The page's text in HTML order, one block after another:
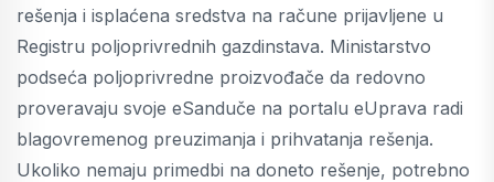
rešenja i isplaćena sredstva na račune prijavljene u
Registru poljoprivrednih gazdinstava. Ministarstvo
podseća poljoprivredne proizvođače da redovno
proveravaju svoje eSanduče na portalu eUprava radi
blagovremenog preuzimanja i prihvatanja rešenja.
Ukoliko nemaju primedbi na doneto rešenje, potrebno